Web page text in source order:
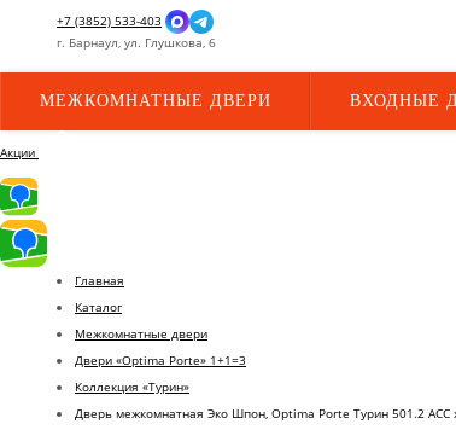
+7 (3852) 533-403
г. Барнаул, ул. Глушкова, 6
МЕЖКОМНАТНЫЕ ДВЕРИ ВХОДНЫЕ
Акции
Главная
Каталог
Межкомнатные двери
Двери «Optima Porte» 1+1=3
Коллекция «Турин»
Дверь межкомнатная Эко Шпон, Optima Porte Турин 501.2 АСС